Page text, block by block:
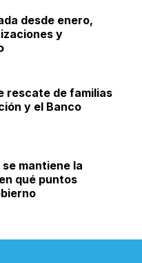
desde enero,
y
rescate de familias
y el Banco
mantiene la
qué puntos